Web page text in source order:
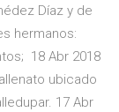
Díaz y de
hermanos:
18 Abr 2018
ubicado
17 Abr